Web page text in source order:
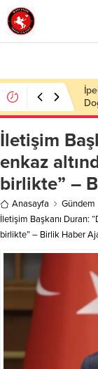
İletişim
enkaz
birlikte” –
Anasayfa
Gündem
İletişim Başkanı Duran:
birlikte” – Birlik Haber